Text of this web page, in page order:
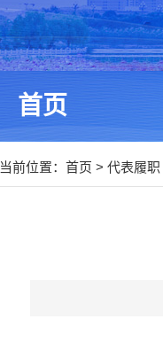
首页
当前位置： 首页 > 代表履职